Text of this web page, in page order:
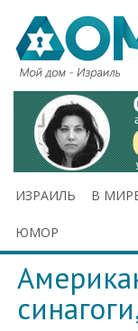
ИЗРАИЛЬ В
ЮМОР